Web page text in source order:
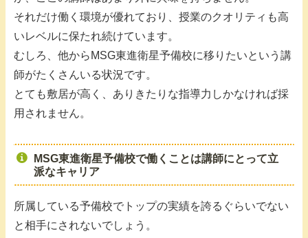
それだけ働く環境が優れており、授業のクオリティも高
いレベルに保たれ続けています。
むしろ、他からMSG東進衛星予備校に移りたいという講
師がたくさんいる状況です。
とても敷居が高く、ありきたりな指導力しかなければ採
用されません。
MSG東進衛星予備校で働くことは講師にとって立
派なキャリア
所属している予備校でトップの実績を誇るぐらいでない
と相手にされないでしょう。